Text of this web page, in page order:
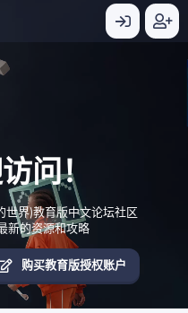
问！
界)教育版中文论坛社区
新的资源和攻略
购买教育版授权账户